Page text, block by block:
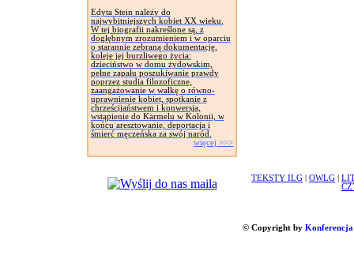
Edyta Stein należy do
najwybitniejszych kobiet XX wieku.
W tej biografii nakreślone są, z
dogłębnym zrozumieniem i w oparciu
o starannie zebraną dokumentację,
koleje jej burzliwego życia:
dzieciństwo w domu żydowskim,
pełne zapału poszukiwanie prawdy
poprzez studia filozoficzne,
zaangażowanie w walkę o równo-
uprawnienie kobiet, spotkanie z
chrześcijaństwem i konwersja,
wstąpienie do Karmelu w Kolonii, w
końcu aresztowanie, deportacja i
śmierć męczeńska za swój naród.
więcej >>>
TEKSTY ILG OWLG
© Copyright by Konferencja